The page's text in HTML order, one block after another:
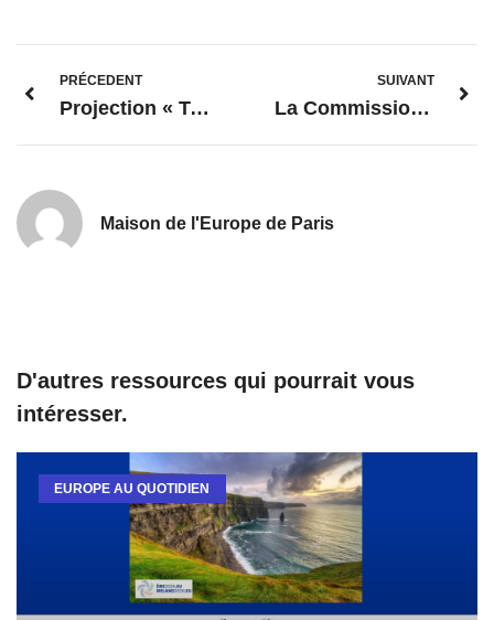
PRÉCEDENT
Projection « Toi d’Europe » – Samedi 07 mars
SUIVANT
La Commission propose une loi européenne sur le climat et lance une consultation sur le pacte européen
Maison de l'Europe de Paris
D'autres ressources qui pourrait vous
intéresser.
EUROPE AU QUOTIDIEN